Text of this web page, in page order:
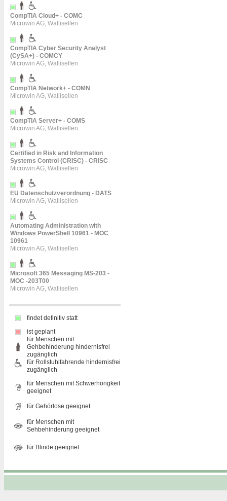
CompTIA Cloud+ - COMC
Microwin AG, Wallisellen
CompTIA Cyber Security Analyst
(CySA+) - COMCY
Microwin AG, Wallisellen
CompTIA Network+ - COMN
Microwin AG, Wallisellen
CompTIA Server+ - COMS
Microwin AG, Wallisellen
Certified in Risk and Information
Systems Control (CRISC) - CRISC
Microwin AG, Wallisellen
EU Datenschutzverordnung - DATS
Microwin AG, Wallisellen
Automating Administration with
Windows PowerShell 10961 - MOC
10961
Microwin AG, Wallisellen
Microsoft 365 Messaging MS-203 -
MOC -203T00
Microwin AG, Wallisellen
findet definitiv statt
ist geplant
für Menschen mit
Gehbehinderung hindernisfrei
zugänglich
für Rollstuhlfahrende hindernisfrei
zugänglich
für Menschen mit Schwerhörigkeit
geeignet
für Gehörlose geeignet
für Menschen mit
Sehbehinderung geeignet
für Blinde geeignet